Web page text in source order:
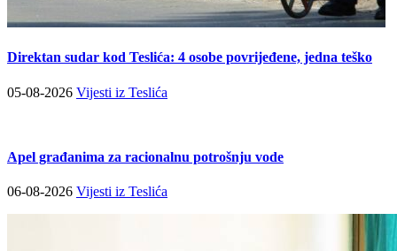
Direktan sudar kod Teslića: 4 osobe povrijeđene, jedna teško
05-08-2026 Vijesti iz Teslića
Apel građanima za racionalnu potrošnju vode
06-08-2026 Vijesti iz Teslića